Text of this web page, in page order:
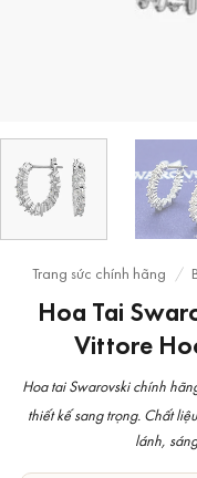
Trang sức chính hãng /
Hoa Tai
Vittore
Hoa tai Swarovski chính
thiết kế sang trọng. Chất
lánh,